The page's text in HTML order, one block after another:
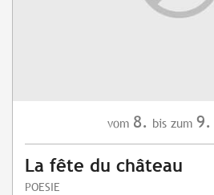
vom 8. bis zum 9.
La fête du château
POESIE